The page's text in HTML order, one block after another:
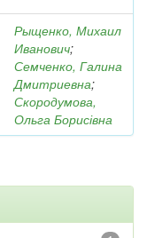
Рыщенко, Михаил
Иванович;
Семченко, Галина
Дмитриевна;
Скородумова,
Ольга Борисівна